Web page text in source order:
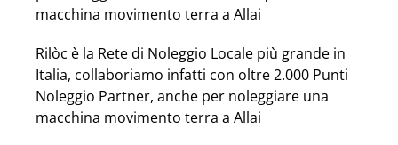
macchina movimento terra a Allai
Rilòc è la Rete di Noleggio Locale più grande in
Italia, collaboriamo infatti con oltre 2.000 Punti
Noleggio Partner, anche per noleggiare una
macchina movimento terra a Allai